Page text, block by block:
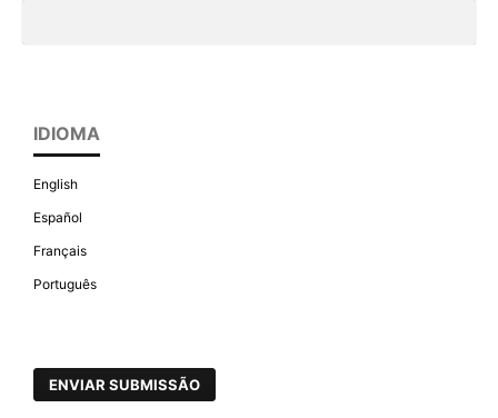
IDIOMA
English
Español
Français
Português
ENVIAR SUBMISSÃO